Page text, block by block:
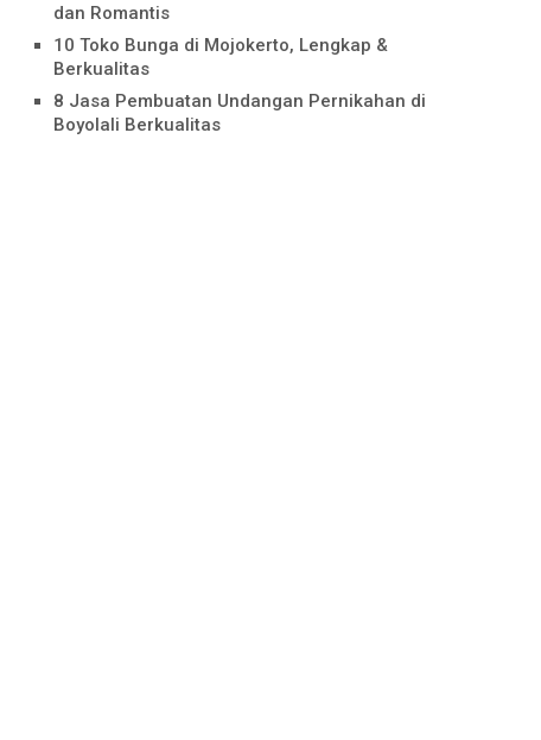
dan Romantis
10 Toko Bunga di Mojokerto, Lengkap &
Berkualitas
8 Jasa Pembuatan Undangan Pernikahan di
Boyolali Berkualitas